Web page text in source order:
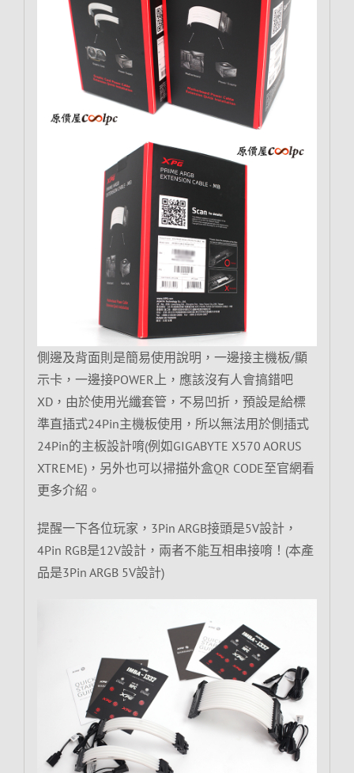
側邊及背面則是簡易使用說明，一邊接主機板/顯
示卡，一邊接POWER上，應該沒有人會搞錯吧
XD，由於使用光纖套管，不易凹折，預設是給標
準直插式24Pin主機板使用，所以無法用於側插式
24Pin的主板設計唷(例如GIGABYTE X570 AORUS
XTREME)，另外也可以掃描外盒QR CODE至官網看
更多介紹。
提醒一下各位玩家，3Pin ARGB接頭是5V設計，
4Pin RGB是12V設計，兩者不能互相串接唷！(本產
品是3Pin ARGB 5V設計)